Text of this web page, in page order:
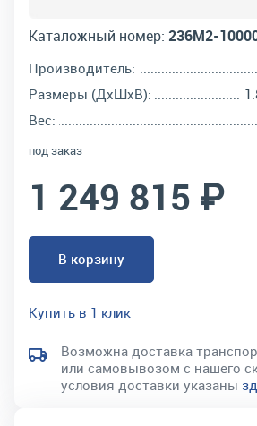
Каталожный номер: 236М2-
Производитель:
Размеры (ДхШхВ):
Вес:
под заказ
1 249 815 ₽
В корзину
Купить в 1 клик
Возможна доставка
или самовывозом с нашего
условия доставки указаны